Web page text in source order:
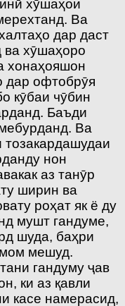
хӯшаҳои
Ва
дар даст
ва хӯшаҳоро
хонаҳояшон
дар офтобрӯя
кӯбаи чӯбин
Баъди
Ва
тозакардашудаи
нон
аз танӯр
ширин ва
роҳат як ё ду
мушт гандуме,
шуда, баҳри
мешуд.
гандуму ҷав
ки аз қавли
касе намерасид,